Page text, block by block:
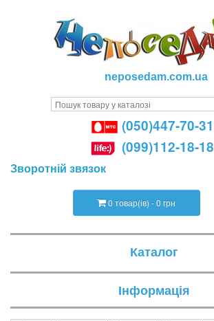
neposedam.com.ua
(050)447-70-31
(099)112-18-18
Зворотній звязок
0 товар(ів) - 0 грн
Каталог
Інформація